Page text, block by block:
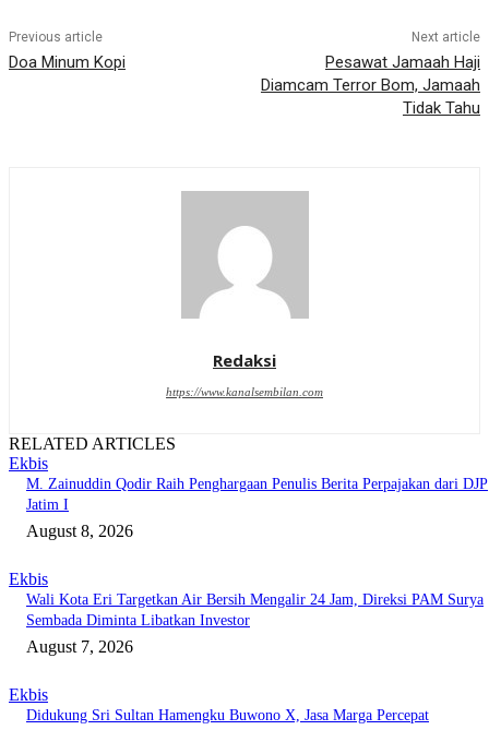
Previous article
Doa Minum Kopi
Next article
Pesawat Jamaah Haji
Diamcam Terror Bom, Jamaah
Tidak Tahu
Redaksi
https://www.kanalsembilan.com
RELATED ARTICLES
Ekbis
M. Zainuddin Qodir Raih Penghargaan Penulis Berita Perpajakan dari DJP
Jatim I
August 8, 2026
Ekbis
Wali Kota Eri Targetkan Air Bersih Mengalir 24 Jam, Direksi PAM Surya
Sembada Diminta Libatkan Investor
August 7, 2026
Ekbis
Didukung Sri Sultan Hamengku Buwono X, Jasa Marga Percepat